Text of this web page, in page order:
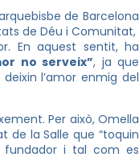
de Barcelona
de Déu i Comunitat,
En aquest sentit, ha
no serveix”, ja que
l’amor enmig del
Per això, Omella
de la Salle que “toquin
i tal com es